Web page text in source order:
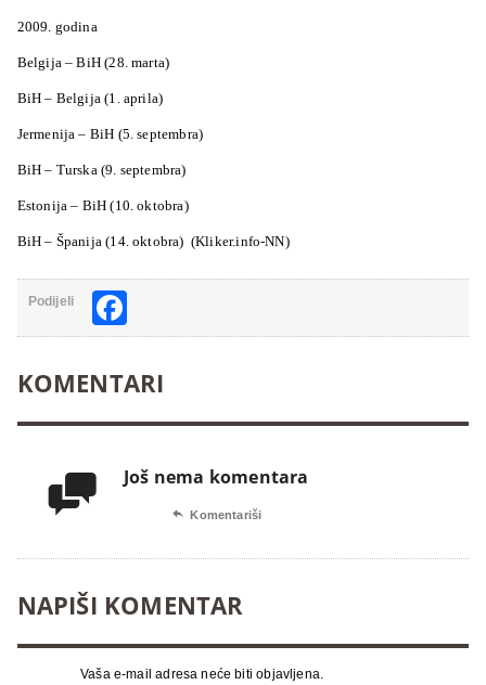
2009. godina
Belgija – BiH (28. marta)
BiH – Belgija (1. aprila)
Jermenija – BiH (5. septembra)
BiH – Turska (9. septembra)
Estonija – BiH (10. oktobra)
BiH – Španija (14. oktobra) (Kliker.info-NN)
Podijeli
KOMENTARI
 Još nema komentara
 Komentariši
NAPIŠI KOMENTAR
Vaša e-mail adresa neće biti objavljena.